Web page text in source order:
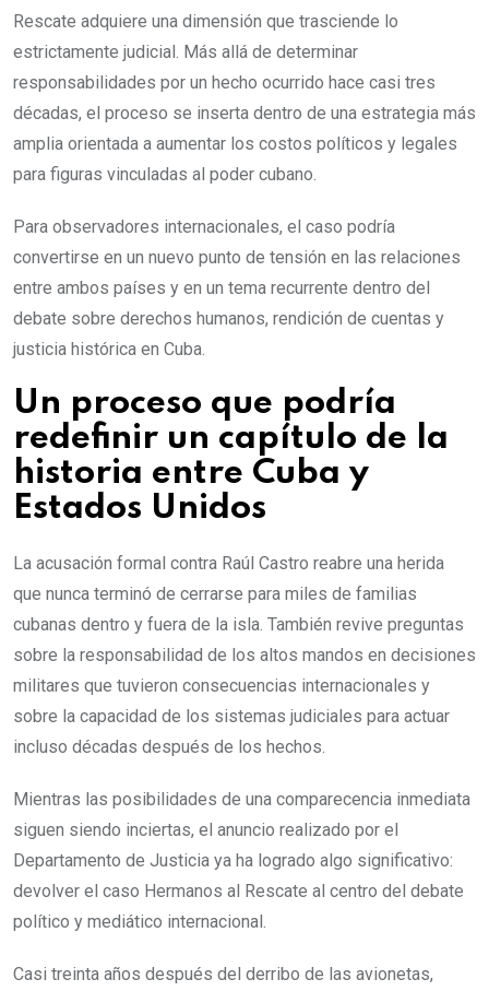
Rescate adquiere una dimensión que trasciende lo
estrictamente judicial. Más allá de determinar
responsabilidades por un hecho ocurrido hace casi tres
décadas, el proceso se inserta dentro de una estrategia más
amplia orientada a aumentar los costos políticos y legales
para figuras vinculadas al poder cubano.
Para observadores internacionales, el caso podría
convertirse en un nuevo punto de tensión en las relaciones
entre ambos países y en un tema recurrente dentro del
debate sobre derechos humanos, rendición de cuentas y
justicia histórica en Cuba.
Un proceso que podría
redefinir un capítulo de la
historia entre Cuba y
Estados Unidos
La acusación formal contra Raúl Castro reabre una herida
que nunca terminó de cerrarse para miles de familias
cubanas dentro y fuera de la isla. También revive preguntas
sobre la responsabilidad de los altos mandos en decisiones
militares que tuvieron consecuencias internacionales y
sobre la capacidad de los sistemas judiciales para actuar
incluso décadas después de los hechos.
Mientras las posibilidades de una comparecencia inmediata
siguen siendo inciertas, el anuncio realizado por el
Departamento de Justicia ya ha logrado algo significativo:
devolver el caso Hermanos al Rescate al centro del debate
político y mediático internacional.
Casi treinta años después del derribo de las avionetas,